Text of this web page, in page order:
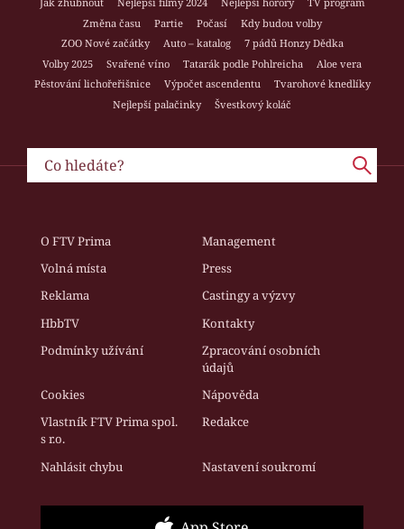
Změna času
Partie Počasí
Kdy budou volby
ZOO Nové začátky
Auto – katalog
7 pádů Honzy Dědka
Volby 2025
Svařené víno Tatarák podle Pohlreicha
Aloe vera
Pěstování lichořeřišnice
Výpočet ascendentu
Tvarohové knedlíky
Nejlepší palačinky
Švestkový koláč
O FTV Prima
Management
Volná místa
Press
Reklama
Castingy a výzvy
HbbTV
Kontakty
Podmínky užívání
Zpracování osobních
údajů
Cookies
Nápověda
Vlastník FTV Prima spol.
s r.o.
Redakce
Nahlásit chybu Nastavení soukromí